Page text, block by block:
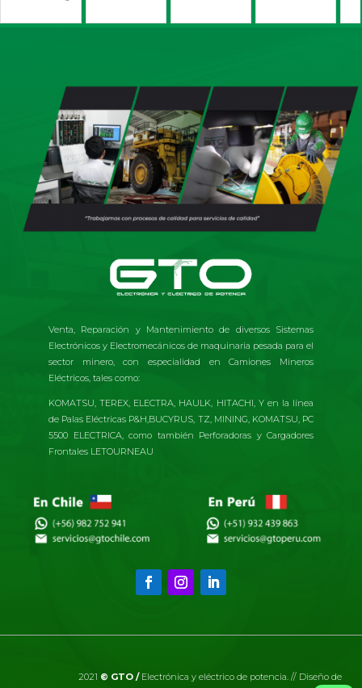
Venta, Reparación y Mantenimiento de diversos Sistemas
Electrónicos y Electromecánicos de maquinaria pesada para el
sector minero, con especialidad en Camiones Mineros
Eléctricos, tales como:
KOMATSU, TEREX, ELECTRA, HAULK, HITACHI, Y en la línea
de Palas Eléctricas P&H,BUCYRUS, TZ, MINING, KOMATSU, PC
5500 ELECTRICA, como también Perforadoras y Cargadores
Frontales LETOURNEAU
2021 © GTO / Electrónica y eléctrico de potencia. // Diseño de